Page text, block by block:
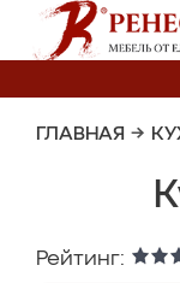
ГЛАВНАЯ →
Рейтинг: